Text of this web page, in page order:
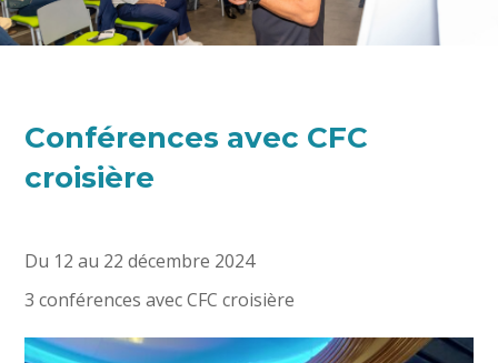
Conférences avec CFC
croisière
Du 12 au 22 décembre 2024
3 conférences avec CFC croisière